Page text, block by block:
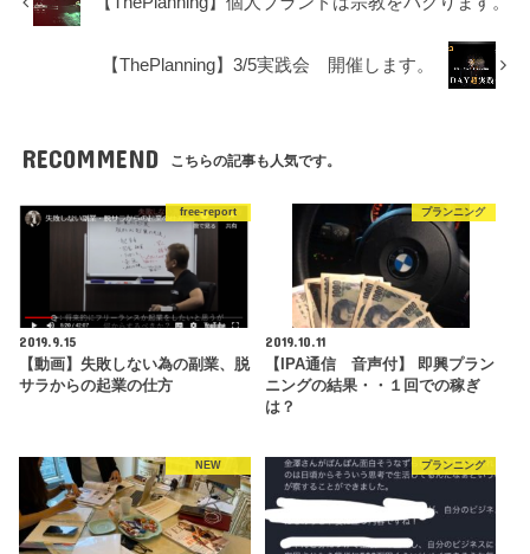
【ThePlanning】3/5実践会 開催します。
RECOMMEND こちらの記事も人気です。
free-report
2019.9.15
【動画】失敗しない為の副業、脱
サラからの起業の仕方
プランニング
2019.10.11
【IPA通信 音声付】 即興プラン
ニングの結果・・１回での稼ぎ
は？
NEW プランニング